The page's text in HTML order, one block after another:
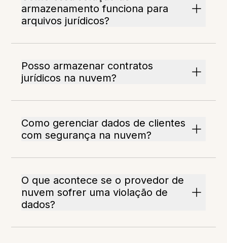
armazenamento funciona para
arquivos jurídicos?
Posso armazenar contratos
jurídicos na nuvem?
Como gerenciar dados de clientes
com segurança na nuvem?
O que acontece se o provedor de
nuvem sofrer uma violação de
dados?